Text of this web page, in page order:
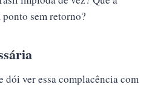
sem retorno?
ver essa complacência com